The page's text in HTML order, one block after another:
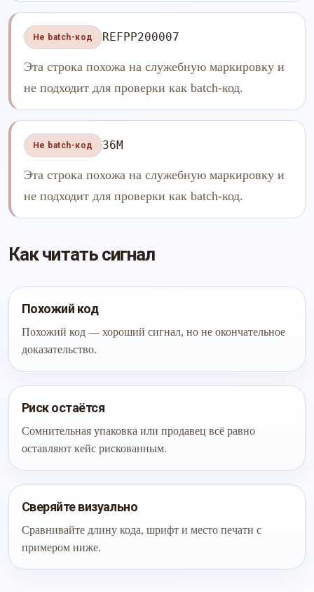
Не batch-код REFPP200007
Эта строка похожа на служебную маркировку и
не подходит для проверки как batch-код.
Не batch-код 36M
Эта строка похожа на служебную маркировку и
не подходит для проверки как batch-код.
Как читать сигнал
Похожий код
Похожий код — хороший сигнал, но не окончательное
доказательство.
Риск остаётся
Сомнительная упаковка или продавец всё равно
оставляют кейс рискованным.
Сверяйте визуально
Сравнивайте длину кода, шрифт и место печати с
примером ниже.